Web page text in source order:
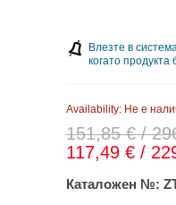
Влезте в
когато
Availability: Не е
151,85 € /
117,49 € /
Каталожен №: